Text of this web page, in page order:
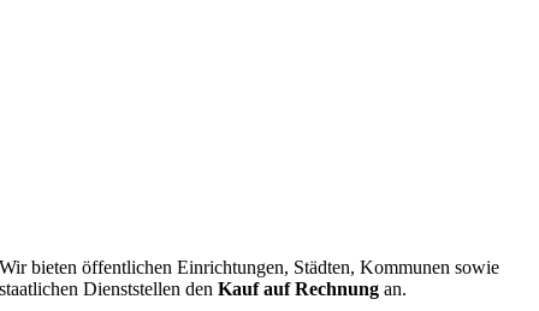
Wir bieten öffentlichen Einrichtungen, Städten, Kommunen sowie
staatlichen Dienststellen denKauf auf Rechnung an.